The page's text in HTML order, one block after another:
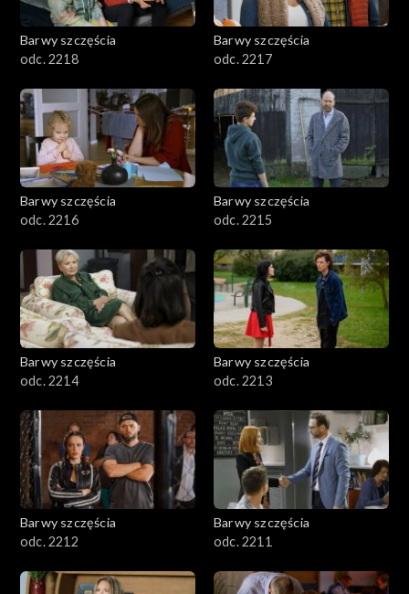
Barwy szczęścia
odc. 2218
Barwy szczęścia
odc. 2217
Barwy szczęścia
odc. 2216
Barwy szczęścia
odc. 2215
Barwy szczęścia
odc. 2214
Barwy szczęścia
odc. 2213
Barwy szczęścia
odc. 2212
Barwy szczęścia
odc. 2211